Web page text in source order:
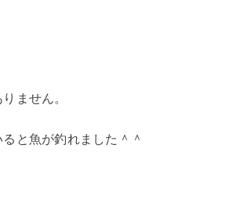
ません。
と魚が釣れました＾＾